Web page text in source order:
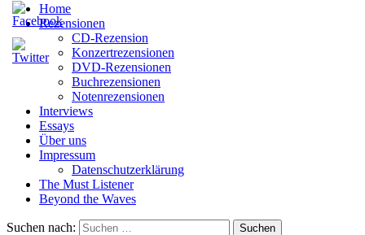
Home
Rezensionen
CD-Rezension
Konzertrezensionen
DVD-Rezensionen
Buchrezensionen
Notenrezensionen
Interviews
Essays
Über uns
Impressum
Datenschutzerklärung
The Must Listener
Beyond the Waves
Suchen nach: